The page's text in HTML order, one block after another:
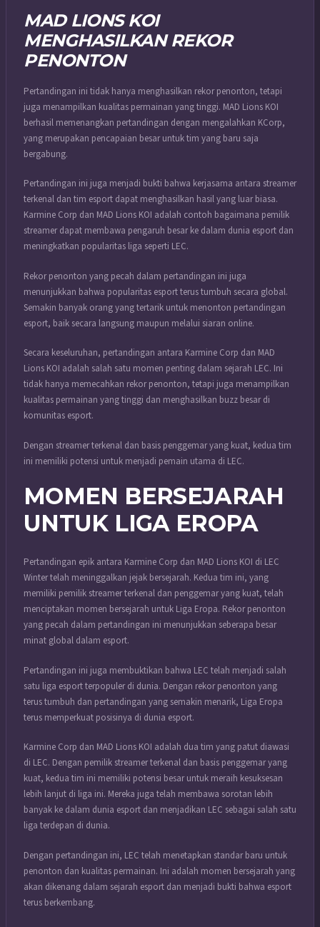
MAD LIONS KOI
MENGHASILKAN REKOR
PENONTON
Pertandingan ini tidak hanya menghasilkan rekor penonton, tetapi
juga menampilkan kualitas permainan yang tinggi. MAD Lions KOI
berhasil memenangkan pertandingan dengan mengalahkan KCorp,
yang merupakan pencapaian besar untuk tim yang baru saja
bergabung.
Pertandingan ini juga menjadi bukti bahwa kerjasama antara streamer
terkenal dan tim esport dapat menghasilkan hasil yang luar biasa.
Karmine Corp dan MAD Lions KOI adalah contoh bagaimana pemilik
streamer dapat membawa pengaruh besar ke dalam dunia esport dan
meningkatkan popularitas liga seperti LEC.
Rekor penonton yang pecah dalam pertandingan ini juga
menunjukkan bahwa popularitas esport terus tumbuh secara global.
Semakin banyak orang yang tertarik untuk menonton pertandingan
esport, baik secara langsung maupun melalui siaran online.
Secara keseluruhan, pertandingan antara Karmine Corp dan MAD
Lions KOI adalah salah satu momen penting dalam sejarah LEC. Ini
tidak hanya memecahkan rekor penonton, tetapi juga menampilkan
kualitas permainan yang tinggi dan menghasilkan buzz besar di
komunitas esport.
Dengan streamer terkenal dan basis penggemar yang kuat, kedua tim
ini memiliki potensi untuk menjadi pemain utama di LEC.
MOMEN BERSEJARAH
UNTUK LIGA EROPA
Pertandingan epik antara Karmine Corp dan MAD Lions KOI di LEC
Winter telah meninggalkan jejak bersejarah. Kedua tim ini, yang
memiliki pemilik streamer terkenal dan penggemar yang kuat, telah
menciptakan momen bersejarah untuk Liga Eropa. Rekor penonton
yang pecah dalam pertandingan ini menunjukkan seberapa besar
minat global dalam esport.
Pertandingan ini juga membuktikan bahwa LEC telah menjadi salah
satu liga esport terpopuler di dunia. Dengan rekor penonton yang
terus tumbuh dan pertandingan yang semakin menarik, Liga Eropa
terus memperkuat posisinya di dunia esport.
Karmine Corp dan MAD Lions KOI adalah dua tim yang patut diawasi
di LEC. Dengan pemilik streamer terkenal dan basis penggemar yang
kuat, kedua tim ini memiliki potensi besar untuk meraih kesuksesan
lebih lanjut di liga ini. Mereka juga telah membawa sorotan lebih
banyak ke dalam dunia esport dan menjadikan LEC sebagai salah satu
liga terdepan di dunia.
Dengan pertandingan ini, LEC telah menetapkan standar baru untuk
penonton dan kualitas permainan. Ini adalah momen bersejarah yang
akan dikenang dalam sejarah esport dan menjadi bukti bahwa esport
terus berkembang.